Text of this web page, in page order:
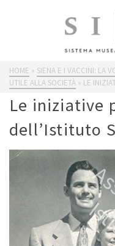
HOME » SIENA E I VACCINI: LA
UTILE ALLA SOCIETÀ » LE
Le iniziative
dell’Istituto